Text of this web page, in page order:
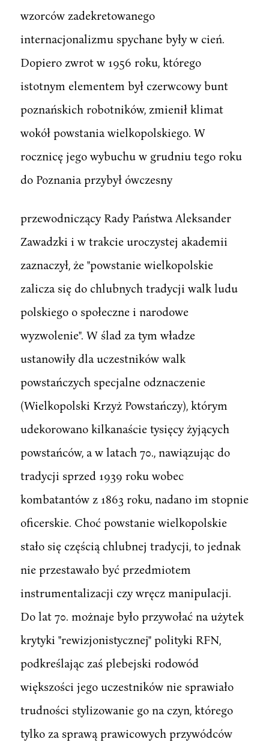
wzorców zadekretowanego
internacjonalizmu spychane były w cień.
Dopiero zwrot w 1956 roku, którego
istotnym elementem był czerwcowy bunt
poznańskich robotników, zmienił klimat
wokół powstania wielkopolskiego. W
rocznicę jego wybuchu w grudniu tego roku
do Poznania przybył ówczesny
przewodniczący Rady Państwa Aleksander
Zawadzki i w trakcie uroczystej akademii
zaznaczył, że "powstanie wielkopolskie
zalicza się do chlubnych tradycji walk ludu
polskiego o społeczne i narodowe
wyzwolenie". W ślad za tym władze
ustanowiły dla uczestników walk
powstańczych specjalne odznaczenie
(Wielkopolski Krzyż Powstańczy), którym
udekorowano kilkanaście tysięcy żyjących
powstańców, a w latach 70., nawiązując do
tradycji sprzed 1939 roku wobec
kombatantów z 1863 roku, nadano im stopnie
oficerskie. Choć powstanie wielkopolskie
stało się częścią chlubnej tradycji, to jednak
nie przestawało być przedmiotem
instrumentalizacji czy wręcz manipulacji.
Do lat 70. możnaje było przywołać na użytek
krytyki "rewizjonistycznej" polityki RFN,
podkreślając zaś plebejski rodowód
większości jego uczestników nie sprawiało
trudności stylizowanie go na czyn, którego
tylko za sprawą prawicowych przywódców